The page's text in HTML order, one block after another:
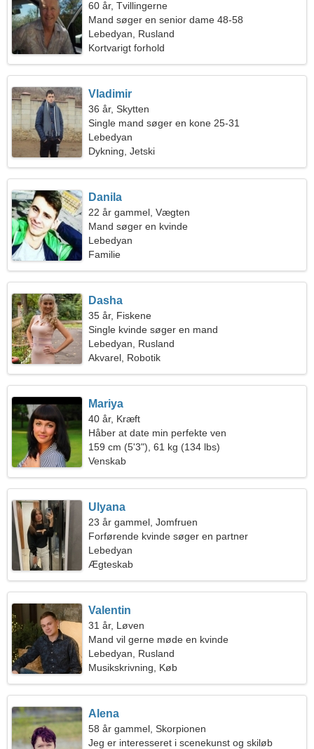
60 år, Tvillingerne
Mand søger en senior dame 48-58
Lebedyan, Rusland
Kortvarigt forhold
Vladimir
36 år, Skytten
Single mand søger en kone 25-31
Lebedyan
Dykning, Jetski
Danila
22 år gammel, Vægten
Mand søger en kvinde
Lebedyan
Familie
Dasha
35 år, Fiskene
Single kvinde søger en mand
Lebedyan, Rusland
Akvarel, Robotik
Mariya
40 år, Kræft
Håber at date min perfekte ven
159 cm (5'3"), 61 kg (134 lbs)
Venskab
Ulyana
23 år gammel, Jomfruen
Forførende kvinde søger en partner
Lebedyan
Ægteskab
Valentin
31 år, Løven
Mand vil gerne møde en kvinde
Lebedyan, Rusland
Musikskrivning, Køb
Alena
58 år gammel, Skorpionen
Jeg er interesseret i scenekunst og skiløb